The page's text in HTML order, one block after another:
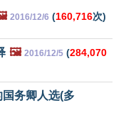
2016/12/6 (160,716次)
🖼️ 2016/12/5 (284,070
务卿人选(多